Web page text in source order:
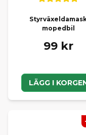
mopedbil
99 kr
LÄGG I